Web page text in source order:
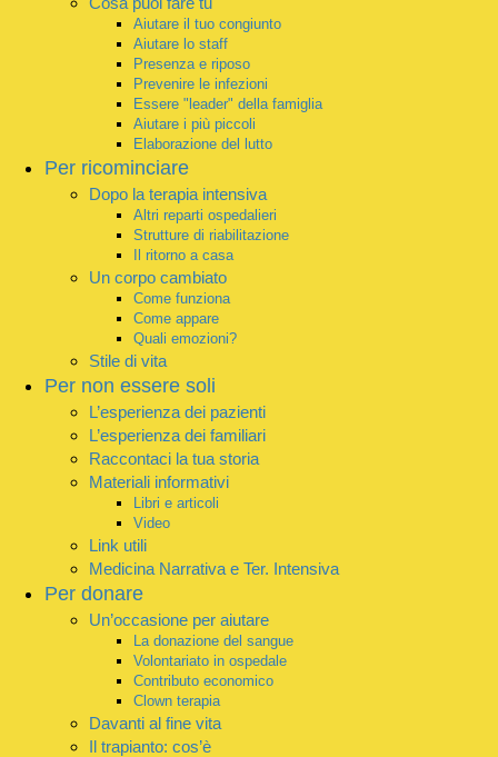
Aiutare il tuo congiunto
Aiutare lo staff
Presenza e riposo
Prevenire le infezioni
Essere "leader" della famiglia
Aiutare i più piccoli
Elaborazione del lutto
Per ricominciare
Dopo la terapia intensiva
Altri reparti ospedalieri
Strutture di riabilitazione
Il ritorno a casa
Un corpo cambiato
Come funziona
Come appare
Quali emozioni?
Stile di vita
Per non essere soli
L’esperienza dei pazienti
L’esperienza dei familiari
Raccontaci la tua storia
Materiali informativi
Libri e articoli
Video
Link utili
Medicina Narrativa e Ter. Intensiva
Per donare
Un’occasione per aiutare
La donazione del sangue
Volontariato in ospedale
Contributo economico
Clown terapia
Davanti al fine vita
Il trapianto: cos’è